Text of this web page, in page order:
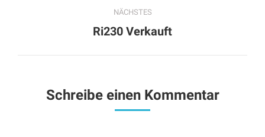
NÄCHSTES
Next
Ri230 Verkauft
Schreibe einen Kommentar